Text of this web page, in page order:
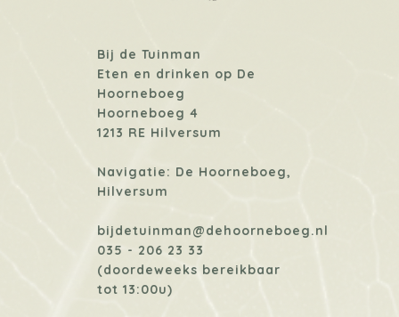
Bij de Tuinman
Eten en drinken op De
Hoorneboeg
Hoorneboeg 4
1213 RE Hilversum
Navigatie: De Hoorneboeg,
Hilversum
bijdetuinman@dehoorneboeg.nl
035 - 206 23 33
(doordeweeks bereikbaar
tot 13:00u)